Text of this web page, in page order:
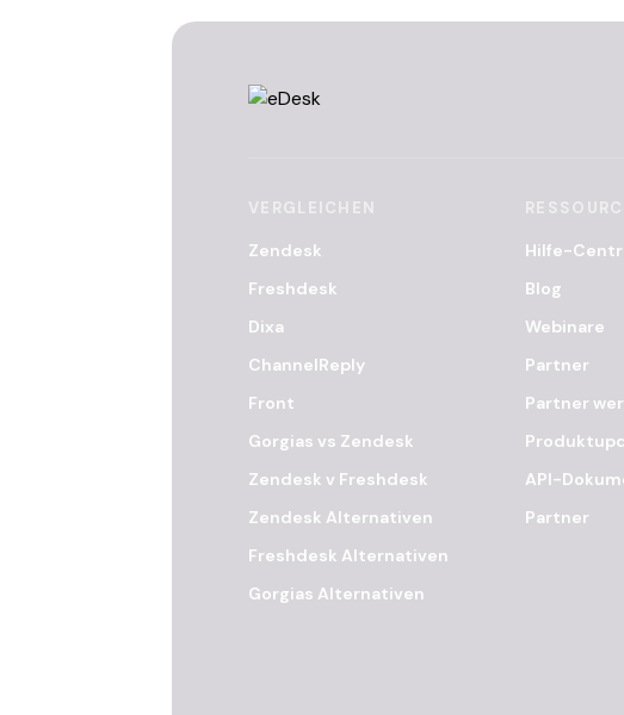
VERGLEICHEN
Zendesk
Freshdesk
Dixa
ChannelReply
Front
Gorgias vs Zendesk
Zendesk v Freshdesk
Zendesk Alternativen
Freshdesk Alternativen
Gorgias Alternativen
Hilfe-
Blog
Webinare
Partner
Partner
API-
Partner